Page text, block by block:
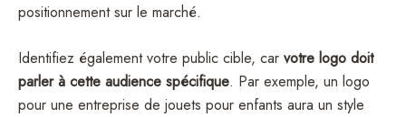
positionnement sur le marché.
Identifiez également votre public cible, car votre logo doit
parler à cette audience spécifique. Par exemple, un logo
pour une entreprise de jouets pour enfants aura un style